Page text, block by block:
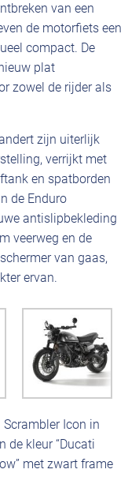
van een
de motorfiets een
compact. De
plat
zowel de rijder als
zijn uiterlijk
verrijkt met
en spatborden
de Enduro
antislipbekleding
veerweg en de
van gaas,
ervan.
Icon in
de kleur “Ducati
met zwart frame